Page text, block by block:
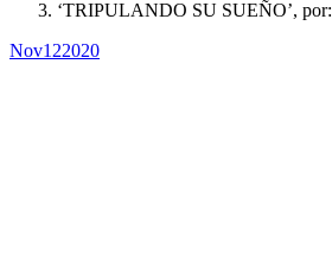
‘TRIPULANDO SU SUEÑO’,
Nov122020